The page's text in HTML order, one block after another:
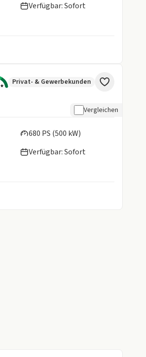
Verfügbar: Sofort
Privat- & Gewerbekunden
Vergleichen
680 PS (500 kW)
Verfügbar: Sofort